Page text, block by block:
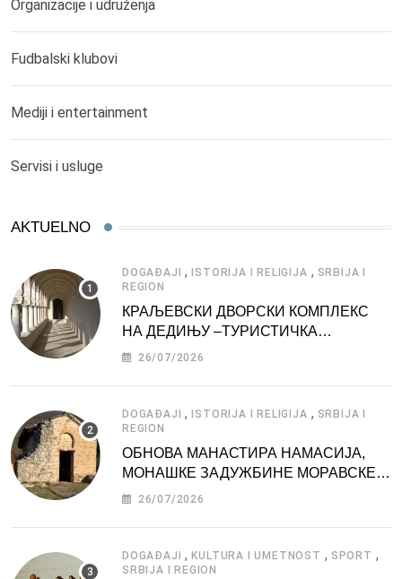
Organizacije i udruženja
Fudbalski klubovi
Mediji i entertainment
Servisi i usluge
AKTUELNO
DOGAĐAJI , ISTORIJA I RELIGIJA , SRBIJA I
REGION
КРАЉЕВСКИ ДВОРСКИ КОМПЛЕКС
НА ДЕДИЊУ –ТУРИСТИЧКА
АТРАКЦИЈА
26/07/2026
DOGAĐAJI , ISTORIJA I RELIGIJA , SRBIJA I
REGION
ОБНОВА МАНАСТИРА НАМАСИЈА,
МОНАШКЕ ЗАДУЖБИНЕ МОРАВСКЕ
СРБИЈЕ
26/07/2026
DOGAĐAJI ,KULTURA I UMETNOST , SPORT ,
SRBIJA I REGION